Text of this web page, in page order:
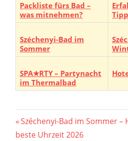
Packliste fürs Bad –
was mitnehmen?
Széchenyi-Bad im
Sommer
SPA★RTY – Partynacht
im Thermalbad
Vorheriger
Beitrag:
Széchenyi-Bad im Sommer –
beste Uhrzeit 2026